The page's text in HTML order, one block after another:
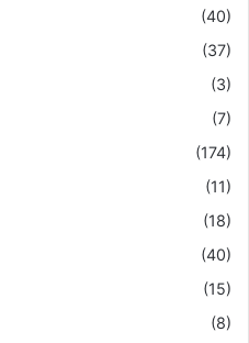
(40)
(37)
(3)
(7)
(174)
(11)
(18)
(40)
(15)
(8)